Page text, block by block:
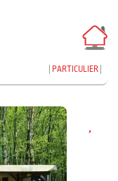
PARTICULIER